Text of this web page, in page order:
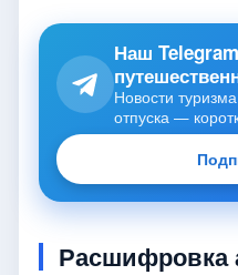
Наш
Новости
отпуска —
Расшифровка